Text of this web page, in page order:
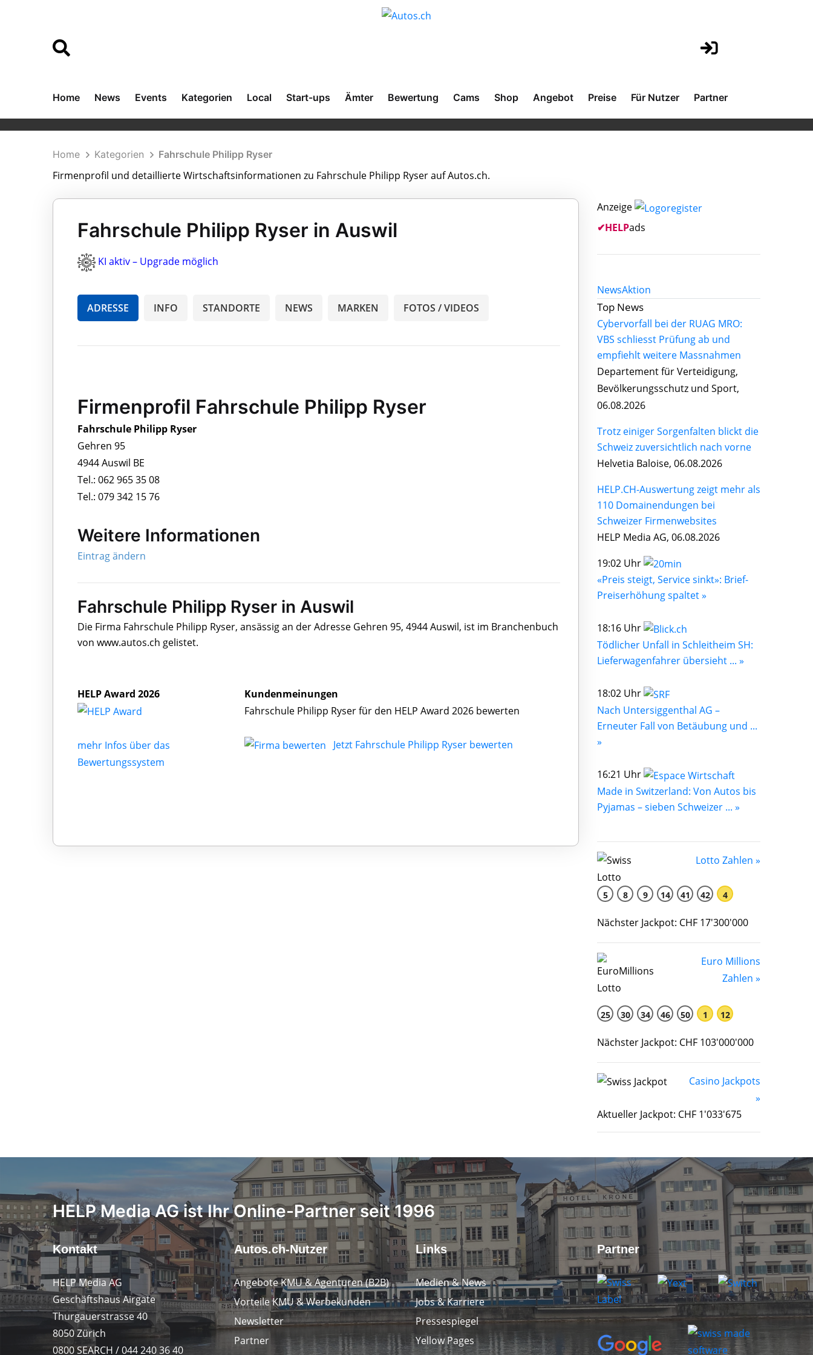
Home News Events Kategorien Local Start-ups Ämter Bewertung Cams Shop Angebot Preise Für Nutzer Partner
Home Kategorien Fahrschule Philipp Ryser
Firmenprofil und detaillierte Wirtschaftsinformationen zu Fahrschule Philipp Ryser auf Autos.ch.
Fahrschule Philipp Ryser in Auswil
KI aktiv – Upgrade möglich
ADRESSE INFO STANDORTE NEWS MARKEN FOTOS / VIDEOS
Firmenprofil Fahrschule Philipp Ryser
Fahrschule Philipp Ryser
Gehren 95
4944 Auswil BE
Tel.: 062 965 35 08
Tel.: 079 342 15 76
Weitere Informationen
Eintrag ändern
Fahrschule Philipp Ryser in Auswil
Die Firma Fahrschule Philipp Ryser, ansässig an der Adresse Gehren 95, 4944 Auswil, ist im Branchenbuch
von www.autos.ch gelistet.
HELP Award 2026
mehr Infos über das
Bewertungssystem
Kundenmeinungen
Fahrschule Philipp Ryser für den HELP Award 2026 bewerten
Jetzt Fahrschule Philipp Ryser bewerten
Anzeige
✔HELPads
NewsAktion
Top News
Cybervorfall bei der RUAG MRO:
VBS schliesst Prüfung ab und
empfiehlt weitere Massnahmen
Departement für Verteidigung,
Bevölkerungsschutz und Sport,
06.08.2026
Trotz einiger Sorgenfalten blickt die
Schweiz zuversichtlich nach vorne
Helvetia Baloise, 06.08.2026
HELP.CH-Auswertung zeigt mehr als
110 Domainendungen bei
Schweizer Firmenwebsites
HELP Media AG, 06.08.2026
19:02 Uhr
«Preis steigt, Service sinkt»: Brief-
Preiserhöhung spaltet »
18:16 Uhr
Tödlicher Unfall in Schleitheim SH:
Lieferwagenfahrer übersieht ... »
18:02 Uhr
Nach Untersiggenthal AG –
Erneuter Fall von Betäubung und ...
»
16:21 Uhr
Made in Switzerland: Von Autos bis
Pyjamas – sieben Schweizer ... »
Lotto Zahlen »
5 8 9 14 41 42 4
Nächster Jackpot: CHF 17'300'000
Euro Millions
Zahlen »
25 30 34 46 50 1 12
Nächster Jackpot: CHF 103'000'000
Casino Jackpots
»
Aktueller Jackpot: CHF 1'033'675
HELP Media AG ist Ihr Online-Partner seit 1996
Kontakt
HELP Media AG
Geschäftshaus Airgate
Thurgauerstrasse 40
8050 Zürich
0800 SEARCH / 044 240 36 40
Autos.ch-Nutzer
Angebote KMU & Agenturen (B2B)
Vorteile KMU & Werbekunden
Newsletter
Partner
Links
Medien & News
Jobs & Karriere
Pressespiegel
Yellow Pages
Partner